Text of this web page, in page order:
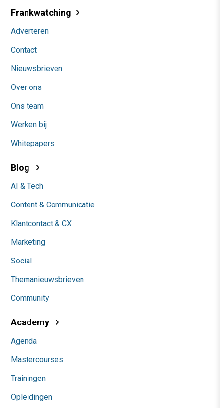
Frankwatching
Adverteren
Contact
Nieuwsbrieven
Over ons
Ons team
Werken bij
Whitepapers
Blog
AI & Tech
Content & Communicatie
Klantcontact & CX
Marketing
Social
Themanieuwsbrieven
Community
Academy
Agenda
Mastercourses
Trainingen
Opleidingen